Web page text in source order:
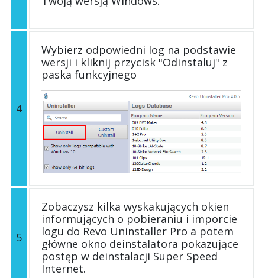
4
Wybierz odpowiedni log na podstawie
wersji i kliknij przycisk "Odinstaluj" z
paska funkcyjnego
5
Zobaczysz kilka wyskakujących okien
informujących o pobieraniu i imporcie
logu do Revo Uninstaller Pro a potem
główne okno deinstalatora pokazujące
postęp w deinstalacji Super Speed
Internet.